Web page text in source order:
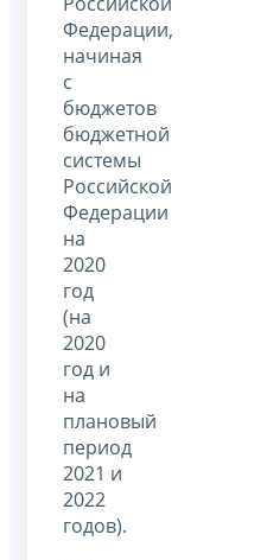
Федерации,
начиная
с
бюджетов
бюджетной
системы
Российской
Федерации
на
2020
год
(на
2020
год и
на
плановый
период
2021 и
2022
годов).